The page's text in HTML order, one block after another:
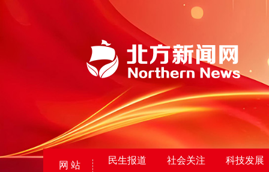
网 站
民生报道 社会关注 科技发展